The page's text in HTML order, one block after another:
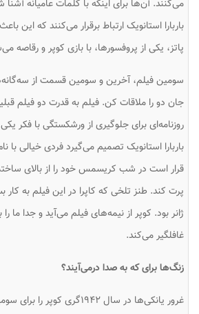
می‌کنند. آن‌ها برای اینکه با کلمات عامیانه آشنا
باربارا استانویک ارتباط برقرار می‌کنند که این
پاتز، یکی از پروفسورها، با بازی کوپر و رقاصه
سومین فیلم، آخرین و سومین قسمت از
جان دو را ملاقات کن. فیلم به قدرت دو فیلم
روزنامه‌ای برای جلوگیری از ورشکستگی با فکر
باربارا استانویک تصمیم می‌گیرد فردی خیالی با
قرار است در شب کریسمس خود را از بالای
پرت کند. طنز تلخی که کاپرا در این فیلم به
ژانر بود. کوپر از نیمه‌های فیلم می‌آید و جدا ما
غافلگیر می‌کند.
زنگ‌ها برای که به صدا درمی‌آیند؟
غرور یانکی‌ها در سال ۱۹۴۲گری